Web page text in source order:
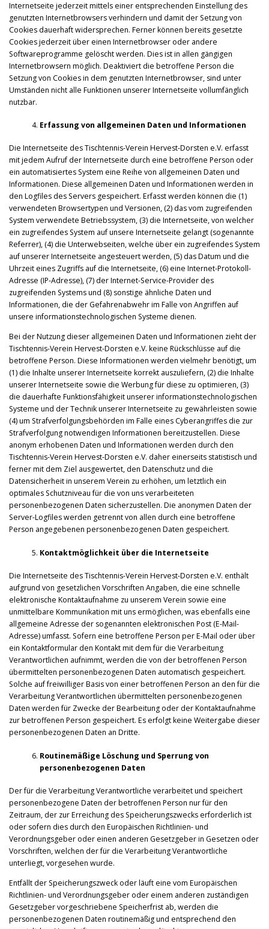
Internetseite jederzeit mittels einer entsprechenden Einstellung des
genutzten Internetbrowsers verhindern und damit der Setzung von
Cookies dauerhaft widersprechen. Ferner können bereits gesetzte
Cookies jederzeit über einen Internetbrowser oder andere
Softwareprogramme gelöscht werden. Dies ist in allen gängigen
Internetbrowsern möglich. Deaktiviert die betroffene Person die
Setzung von Cookies in dem genutzten Internetbrowser, sind unter
Umständen nicht alle Funktionen unserer Internetseite vollumfänglich
nutzbar.
Erfassung von allgemeinen Daten und Informationen
Die Internetseite des Tischtennis-Verein Hervest-Dorsten e.V. erfasst
mit jedem Aufruf der Internetseite durch eine betroffene Person oder
ein automatisiertes System eine Reihe von allgemeinen Daten und
Informationen. Diese allgemeinen Daten und Informationen werden in
den Logfiles des Servers gespeichert. Erfasst werden können die (1)
verwendeten Browsertypen und Versionen, (2) das vom zugreifenden
System verwendete Betriebssystem, (3) die Internetseite, von welcher
ein zugreifendes System auf unsere Internetseite gelangt (sogenannte
Referrer), (4) die Unterwebseiten, welche über ein zugreifendes System
auf unserer Internetseite angesteuert werden, (5) das Datum und die
Uhrzeit eines Zugriffs auf die Internetseite, (6) eine Internet-Protokoll-
Adresse (IP-Adresse), (7) der Internet-Service-Provider des
zugreifenden Systems und (8) sonstige ähnliche Daten und
Informationen, die der Gefahrenabwehr im Falle von Angriffen auf
unsere informationstechnologischen Systeme dienen.
Bei der Nutzung dieser allgemeinen Daten und Informationen zieht der
Tischtennis-Verein Hervest-Dorsten e.V. keine Rückschlüsse auf die
betroffene Person. Diese Informationen werden vielmehr benötigt, um
(1) die Inhalte unserer Internetseite korrekt auszuliefern, (2) die Inhalte
unserer Internetseite sowie die Werbung für diese zu optimieren, (3)
die dauerhafte Funktionsfähigkeit unserer informationstechnologischen
Systeme und der Technik unserer Internetseite zu gewährleisten sowie
(4) um Strafverfolgungsbehörden im Falle eines Cyberangriffes die zur
Strafverfolgung notwendigen Informationen bereitzustellen. Diese
anonym erhobenen Daten und Informationen werden durch den
Tischtennis-Verein Hervest-Dorsten e.V. daher einerseits statistisch und
ferner mit dem Ziel ausgewertet, den Datenschutz und die
Datensicherheit in unserem Verein zu erhöhen, um letztlich ein
optimales Schutzniveau für die von uns verarbeiteten
personenbezogenen Daten sicherzustellen. Die anonymen Daten der
Server-Logfiles werden getrennt von allen durch eine betroffene
Person angegebenen personenbezogenen Daten gespeichert.
Kontaktmöglichkeit über die Internetseite
Die Internetseite des Tischtennis-Verein Hervest-Dorsten e.V. enthält
aufgrund von gesetzlichen Vorschriften Angaben, die eine schnelle
elektronische Kontaktaufnahme zu unserem Verein sowie eine
unmittelbare Kommunikation mit uns ermöglichen, was ebenfalls eine
allgemeine Adresse der sogenannten elektronischen Post (E-Mail-
Adresse) umfasst. Sofern eine betroffene Person per E-Mail oder über
ein Kontaktformular den Kontakt mit dem für die Verarbeitung
Verantwortlichen aufnimmt, werden die von der betroffenen Person
übermittelten personenbezogenen Daten automatisch gespeichert.
Solche auf freiwilliger Basis von einer betroffenen Person an den für die
Verarbeitung Verantwortlichen übermittelten personenbezogenen
Daten werden für Zwecke der Bearbeitung oder der Kontaktaufnahme
zur betroffenen Person gespeichert. Es erfolgt keine Weitergabe dieser
personenbezogenen Daten an Dritte.
Routinemäßige Löschung und Sperrung von
personenbezogenen Daten
Der für die Verarbeitung Verantwortliche verarbeitet und speichert
personenbezogene Daten der betroffenen Person nur für den
Zeitraum, der zur Erreichung des Speicherungszwecks erforderlich ist
oder sofern dies durch den Europäischen Richtlinien- und
Verordnungsgeber oder einen anderen Gesetzgeber in Gesetzen oder
Vorschriften, welchen der für die Verarbeitung Verantwortliche
unterliegt, vorgesehen wurde.
Entfällt der Speicherungszweck oder läuft eine vom Europäischen
Richtlinien- und Verordnungsgeber oder einem anderen zuständigen
Gesetzgeber vorgeschriebene Speicherfrist ab, werden die
personenbezogenen Daten routinemäßig und entsprechend den